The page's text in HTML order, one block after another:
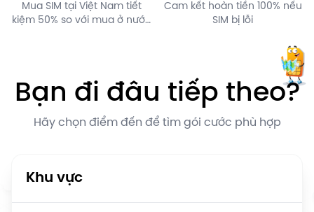
Mua SIM tại Việt Nam tiết
kiệm 50% so với mua ở nước
Cam kết hoàn tiền 100% nếu
SIM bị lỗi
Bạn đi đâu tiếp theo?
Hãy chọn điểm đến để tìm gói cước phù hợp
Khu vực